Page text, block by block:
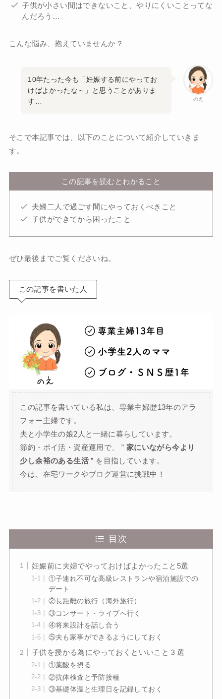
子供が小さい間はできないこと、やりにくいことってな
んだろう…
こんな悩み、抱えていませんか？
のえ
10年たった今も「妊娠する前にやってお
けばよかったな～」と思うことがありま
す…
そこで本記事では、以下のことについて紹介していきま
す。
この記事を読むとわかること
夫婦二人で過ごす間にやっておくべきこと
子供ができてから困ったこと
ぜひ最後までご覧くださいね。
この記事を書いた人
この記事を書いている私は、専業主婦歴13年のアラ
フォー主婦です。
夫と小学生の娘2人と一緒に暮らしています。
節約・ポイ活・資産運用で、 ” 家にいながら今より
少し余裕のある生活 ” を目指しています。
今は、在宅ワークやブログ運営に挑戦中！
目次
妊娠前に夫婦でやっておけばよかったこと5選
①子連れ不可な高級レストランや宿泊施設での
デート
②長距離の旅行（海外旅行）
③コンサート・ライブへ行く
④将来設計を話し合う
⑤夫も家事ができるようにしておく
子供を授かる為にやっておくといいこと３選
①葉酸を摂る
②抗体検査と予防接種
③基礎体温と生理日を記録しておく